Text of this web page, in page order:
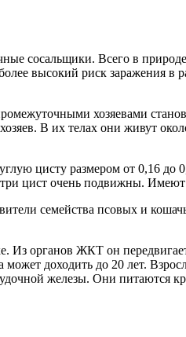
сосальщики. Всего в
высокий риск
хозяевами
В их телах они живут
цисту размером от 0,16 до
цист очень подвижны.
семейства псовых и
органов ЖКТ он
доходить до 20 лет.
железы. Они питаются